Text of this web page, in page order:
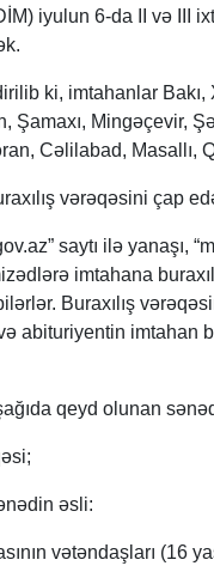
iyulun 6-da II və III
ki, imtahanlar Bakı,
Şamaxı, Mingəçevir,
Cəlilabad, Masallı,
vərəqəsini çap
saytı ilə yanaşı,
imtahana
Buraxılış
abituriyentin imtahan
qeyd olunan
əsli:
vətəndaşları (16